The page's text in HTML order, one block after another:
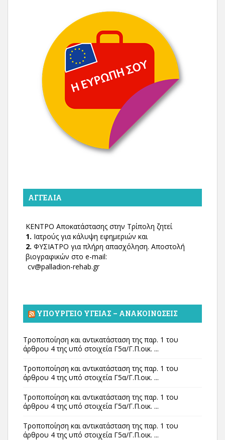
ΑΓΓΕΛΊΑ
ΚΕΝΤΡΟ Αποκατάστασης στην Τρίπολη ζητεί
1. Ιατρούς για κάλυψη εφημεριών και
2. ΦΥΣΙΑΤΡΟ για πλήρη απασχόληση. Αποστολή
βιογραφικών στο e-mail:
cv@palladion-rehab.gr
ΥΠΟΥΡΓΕΊΟ ΥΓΕΊΑΣ – ΑΝΑΚΟΙΝΏΣΕΙΣ
Τροποποίηση και αντικατάσταση της παρ. 1 του
άρθρου 4 της υπό στοιχεία Γ5α/Γ.Π.οικ. ...
Τροποποίηση και αντικατάσταση της παρ. 1 του
άρθρου 4 της υπό στοιχεία Γ5α/Γ.Π.οικ. ...
Τροποποίηση και αντικατάσταση της παρ. 1 του
άρθρου 4 της υπό στοιχεία Γ5α/Γ.Π.οικ. ...
Τροποποίηση και αντικατάσταση της παρ. 1 του
άρθρου 4 της υπό στοιχεία Γ5α/Γ.Π.οικ. ...